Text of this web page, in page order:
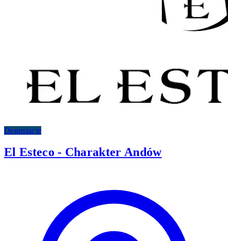
Degustacje
El Esteco - Charakter Andów